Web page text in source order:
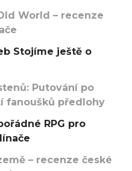
World – recenze
Stojíme ještě o
Putování po
fanoušků předlohy
RPG pro
– recenze české